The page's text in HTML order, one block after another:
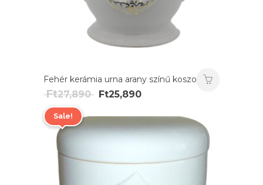
Fehér kerámia urna arany színű koszorú
Ft27,890
Original
was:
Ft27,890.
Ft25,890Current
is:
Ft25,890.
Sale!